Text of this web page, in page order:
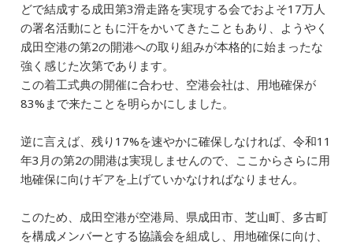
どで結成する成田第3滑走路を実現する会でおよそ17万人
の署名活動にともに汗をかいてきたこともあり、ようやく
成田空港の第2の開港への取り組みが本格的に始まったな
強く感じた次第であります。
この着工式典の開催に合わせ、空港会社は、用地確保が
83%まで来たことを明らかにしました。
逆に言えば、残り17%を速やかに確保しなければ、令和11
年3月の第2の開港は実現しませんので、ここからさらに用
地確保に向けギアを上げていかなければなりません。
このため、成田空港が空港局、県成田市、芝山町、多古町
を構成メンバーとする協議会を組成し、用地確保に向け、